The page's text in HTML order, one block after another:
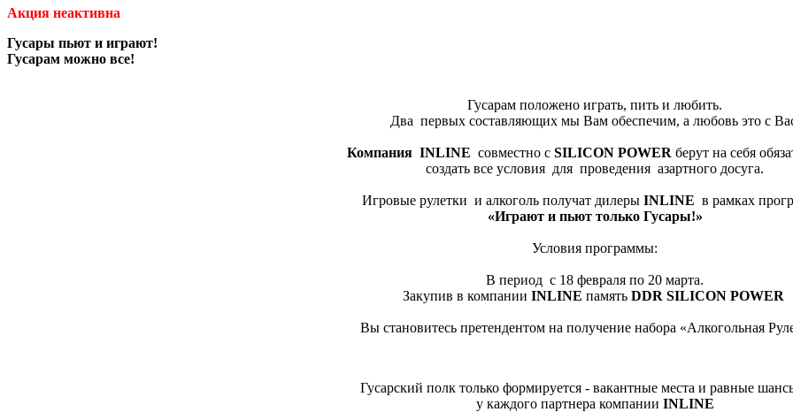
Акция неактивна
Гусары пьют и играют!
Гусарам можно все!
Гусарам положено играть, пить и любить.
Два первых составляющих мы Вам обеспечим, а любовь это с
Компания INLINE совместно с SILICON POWER берут на себя
создать все условия для проведения азартного досуга.
Игровые рулетки и алкоголь получат дилеры INLINE в рамках
«Играют и пьют только Гусары!»
Условия программы:
В период с 18 февраля по 20 марта.
Закупив в компании INLINE память DDR SILICON POWER
Вы становитесь претендентом на получение набора «Алкогольная
Гусарский полк только формируется - вакантные места и равные
у каждого партнера компании INLINE